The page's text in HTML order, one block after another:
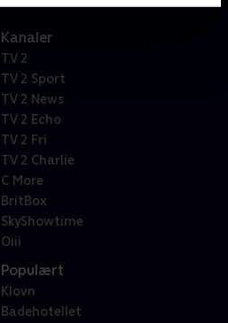
Kanaler
TV 2
TV 2 Sport
TV 2 News
TV 2 Echo
TV 2 Fri
TV 2 Charlie
C More
BritBox
SkyShowtime
Oiii
Populært
Klovn
Badehotellet